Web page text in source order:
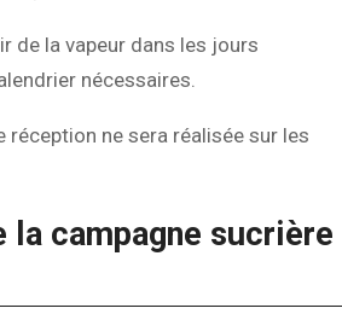
de la vapeur dans les jours
nécessaires.
réception ne sera réalisée sur les
campagne sucrière